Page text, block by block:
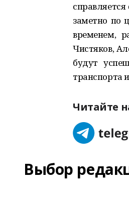
заметно по
временем,
Чистяков,
будут
транспорта
Читайте
Выбор